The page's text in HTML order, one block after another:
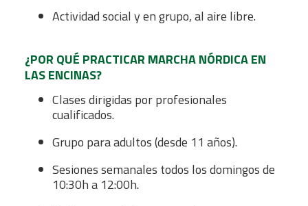
Actividad social y en grupo, al aire libre.
¿POR QUÉ PRACTICAR MARCHA NÓRDICA EN
LAS ENCINAS?
Clases dirigidas por profesionales
cualificados.
Grupo para adultos (desde 11 años).
Sesiones semanales todos los domingos de
10:30h a 12:00h.